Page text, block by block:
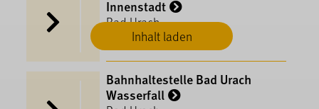
Inhalt laden
Innenstadt
Bad Urach
Bahnhaltestelle Bad Urach
Wasserfall